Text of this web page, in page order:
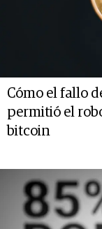
Cómo el fallo
permitió el
bitcoin